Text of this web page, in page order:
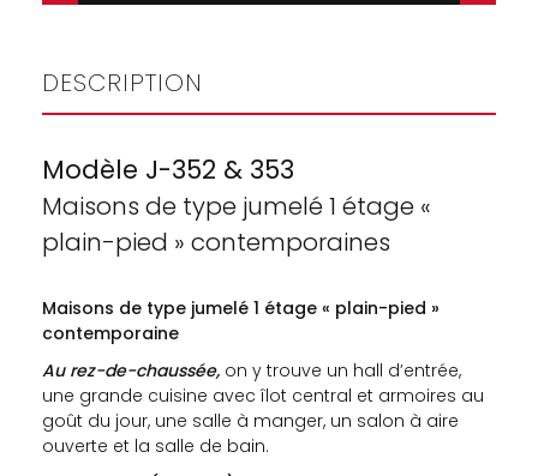
DESCRIPTION
Modèle J-352 & 353
Maisons de type jumelé 1 étage «
plain-pied » contemporaines
Maisons de type jumelé 1 étage « plain-pied »
contemporaine
Au rez-de-chaussée, on y trouve un hall d’entrée,
une grande cuisine avec îlot central et armoires au
goût du jour, une salle à manger, un salon à aire
ouverte et la salle de bain.